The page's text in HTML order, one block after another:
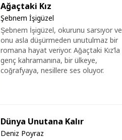
Ağaçtaki Kız
Şebnem İşigüzel
Şebnem İşigüzel, okurunu sarsıyor ve
onu asla düşürmeden unutulmaz bir
romana hayat veriyor. Ağaçtaki Kız’la
genç kahramanına, bir ülkeye,
coğrafyaya, nesillere ses oluyor.
Dünya Unutana Kalır
Deniz Poyraz